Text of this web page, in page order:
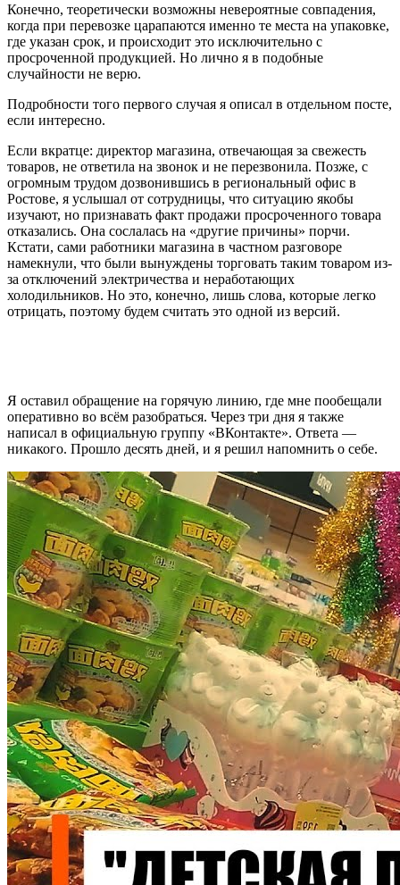
Конечно, теоретически возможны невероятные совпадения,
когда при перевозке царапаются именно те места на упаковке,
где указан срок, и происходит это исключительно с
просроченной продукцией. Но лично я в подобные
случайности не верю.
Подробности того первого случая я описал в отдельном посте,
если интересно.
Если вкратце: директор магазина, отвечающая за свежесть
товаров, не ответила на звонок и не перезвонила. Позже, с
огромным трудом дозвонившись в региональный офис в
Ростове, я услышал от сотрудницы, что ситуацию якобы
изучают, но признавать факт продажи просроченного товара
отказались. Она сослалась на «другие причины» порчи.
Кстати, сами работники магазина в частном разговоре
намекнули, что были вынуждены торговать таким товаром из-
за отключений электричества и неработающих
холодильников. Но это, конечно, лишь слова, которые легко
отрицать, поэтому будем считать это одной из версий.
Я оставил обращение на горячую линию, где мне пообещали
оперативно во всём разобраться. Через три дня я также
написал в официальную группу «ВКонтакте». Ответа —
никакого. Прошло десять дней, и я решил напомнить о себе.